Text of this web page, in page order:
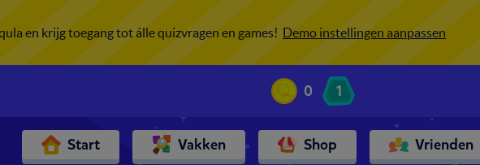
en krijg toegang tot álle quizvragen en games! Demo instellingen aanpassen
0 1
Start Vakken Shop Vrienden